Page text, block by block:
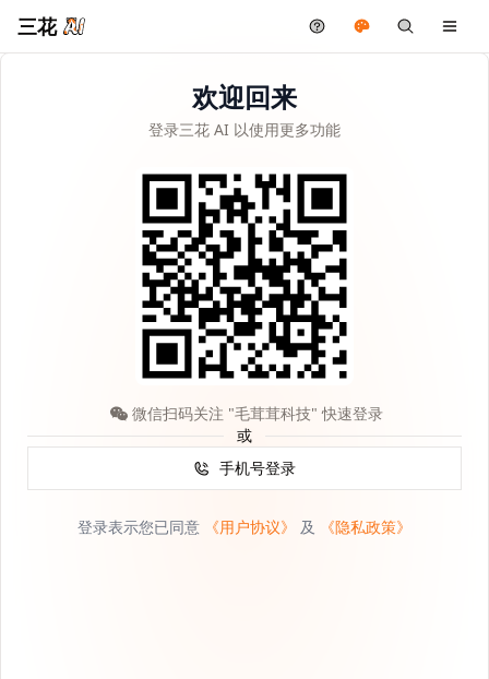
三花
欢迎回来
登录三花 AI 以使用更多功能
手机号登录
或
微信扫码关注 "毛茸茸科技" 快速登录
登录表示您已同意 《用户协议》 及 《隐私政策》